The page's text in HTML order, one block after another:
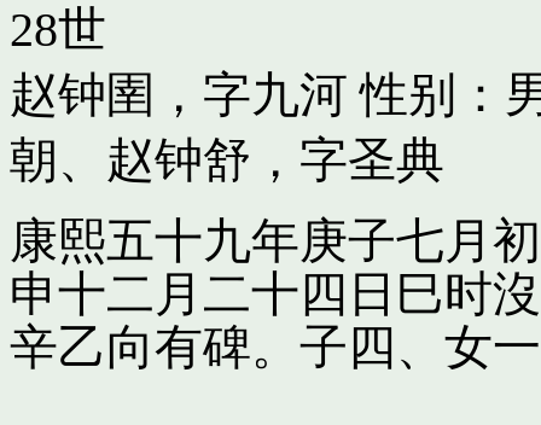
28世
赵钟圉，字九河 性别：
朝 、 赵钟舒，字圣典
康熙五十九年庚子七月
申十二月二十四日巳时
辛乙向有碑。子四、女